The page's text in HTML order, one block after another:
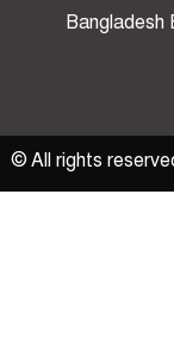
Bangladesh
© All rights